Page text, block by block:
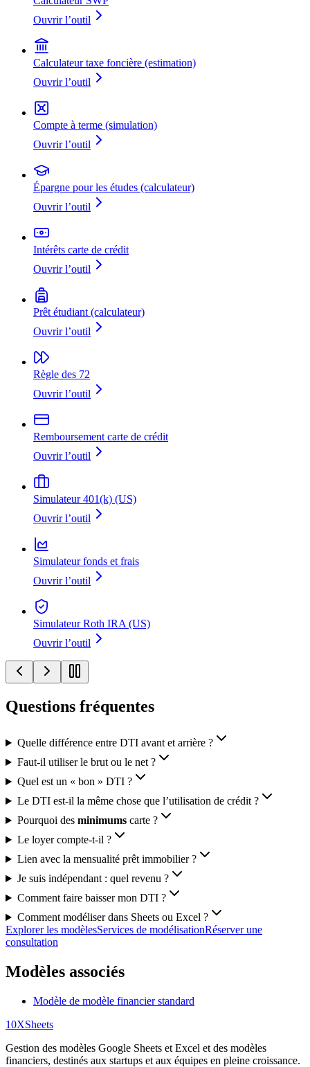
Ouvrir l’outil
Calculateur taxe foncière (estimation)
Ouvrir l’outil
Compte à terme (simulation)
Ouvrir l’outil
Épargne pour les études (calculateur)
Ouvrir l’outil
Intérêts carte de crédit
Ouvrir l’outil
Prêt étudiant (calculateur)
Ouvrir l’outil
Règle des 72
Ouvrir l’outil
Remboursement carte de crédit
Ouvrir l’outil
Simulateur 401(k) (US)
Ouvrir l’outil
Simulateur fonds et frais
Ouvrir l’outil
Simulateur Roth IRA (US)
Ouvrir l’outil
Questions fréquentes
Quelle différence entre DTI avant et arrière ?
Faut‑il utiliser le brut ou le net ?
Quel est un « bon » DTI ?
Le DTI est‑il la même chose que l’utilisation de crédit ?
Pourquoi des minimumscarte ?
Le loyer compte‑t‑il ?
Lien avec la mensualité prêt immobilier ?
Je suis indépendant : quel revenu ?
Comment faire baisser mon DTI ?
Comment modéliser dans Sheets ou Excel ?
Explorer les modèlesServices de modélisationRéserver une
consultation
Modèles associés
Modèle de modèle financier standard
10XSheets
Gestion des modèles Google Sheets et Excel et des modèles
financiers, destinés aux startups et aux équipes en pleine croissance.